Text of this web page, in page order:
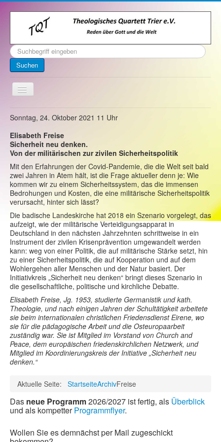
Suchen
...
Suchen
Toggle
Navigation
Startseite
Über uns
Kontakt
Veranstaltungen
Archiv
Impressum
Sonntag, 24. Oktober 2021 11 Uhr
Elisabeth Freise
Sicherheit neu denken.
Von der militärischen zur zivilen Sicherheitspolitik
Mit den Erfahrungen der Covid-Pandemie, die die Welt seit bald
zwei Jahren in Atem hält, ist die Frage aktueller denn je: Wie
kommen wir zu einem Sicherheitssystem, das die immensen
Bedrohungen und Kosten, die eine militärische Sicherheitspolitik
verursacht, hinter sich lässt?
Die badische Landeskirche hat 2018 ein Szenario vorgelegt, das
aufzeigt, wie der militärische Verteidigungsapparatin
Deutschland in den nächsten Jahrzehnten schrittweise in ein
Instrument der zivilen Krisenprävention umgewandelt werden
kann: weg von einer Politik, die auf militärische Stärke setzt, hin
zu einer Sicherheitspolitik, die auf Kooperation und auf dem
Wohlergehen aller Menschen und der Natur basiert. Der
Initiativkreis „Sicherheit neu denken“ bringt dieses Szenario in
die gesellschaftliche, politische und kirchliche Debatte.
Elisabeth Freise, Jg. 1953, studierte Germanistik und kath.
Theologie, und nach einigen Jahren der Schultätigkeit arbeitete
sie beim internationalen christlichen Friedensdienst Eirene, wo
sie für die pädagogische Arbeit und die Osteuropaarbeit
zuständig war. Sie ist Mitglied im Vorstand von Church and
Peace, dem europäischen friedenskirchlichen Netzwerk, und
Mitglied im Koordinierungskreis der Initiative „Sicherheit neu
denken.“
Aktuelle Seite: StartseiteArchivFreise
Das neue Programm2026/2027 ist fertig, als Überblick
und als kompetterProgrammflyer.
Wollen Sie es demnächst per Mail zugeschickt